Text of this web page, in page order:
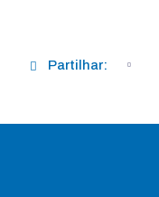
Partilhar: